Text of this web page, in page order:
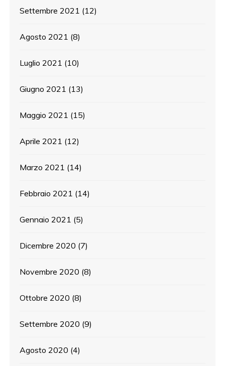
Settembre 2021 (12)
Agosto 2021 (8)
Luglio 2021 (10)
Giugno 2021 (13)
Maggio 2021 (15)
Aprile 2021 (12)
Marzo 2021 (14)
Febbraio 2021 (14)
Gennaio 2021 (5)
Dicembre 2020 (7)
Novembre 2020 (8)
Ottobre 2020 (8)
Settembre 2020 (9)
Agosto 2020 (4)